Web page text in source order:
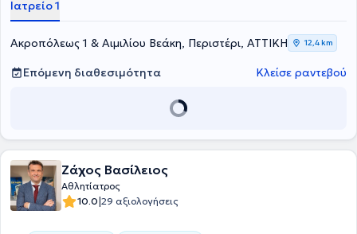
και στο Doctors Hospital. Τέλος, ο ιατρός είναι μέλος του Ιατρικού
Ιατρείο 1
Ακροπόλεως 1 & Αιμιλίου Βεάκη, Περιστέρι, ΑΤΤΙΚΗ 12,4 km
Επόμενη διαθεσιμότητα Κλείσε ραντεβού
Ζάχος Βασίλειος
Αθλητίατρος
10.0|29 αξιολογήσεις